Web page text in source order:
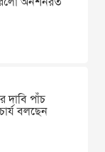
দাবি পাঁচ
বলছেন